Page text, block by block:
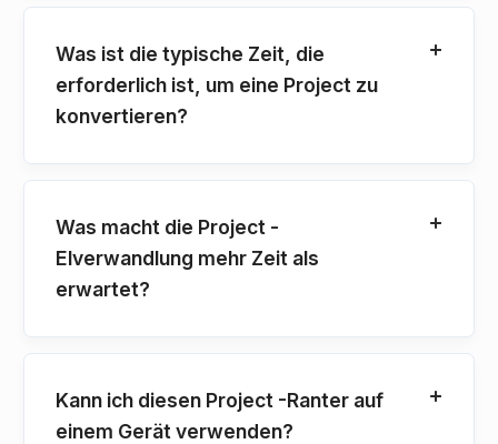
Was ist die typische Zeit, die
erforderlich ist, um eine Project zu
konvertieren?
Was macht die Project -
Elverwandlung mehr Zeit als
erwartet?
Kann ich diesen Project -Ranter auf
einem Gerät verwenden?